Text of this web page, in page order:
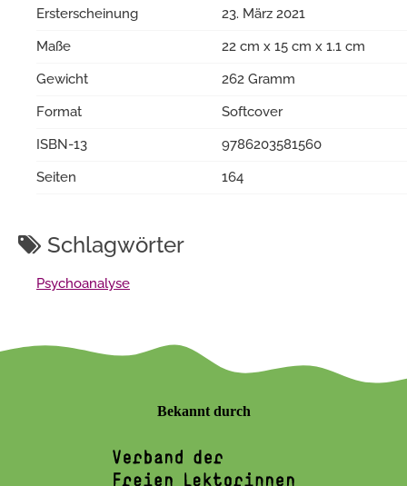
Ersterscheinung
23. März 2021
Maße
22 cm x 15 cm x 1.1 cm
Gewicht
262 Gramm
Format
Softcover
ISBN-13
9786203581560
Seiten
164
Schlagwörter
Psychoanalyse
Bekannt durch